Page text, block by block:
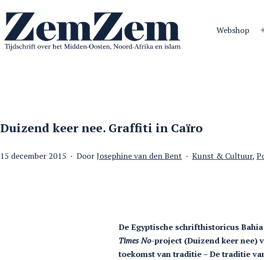
naar
de
inhoud
Webshop
Duizend keer nee. Graffiti in Caïro
Gepubliceerd
15 december 2015 DoorJosephine van den Bent
Gecategoriseerd
Kunst & Cultuur,
De Egyptische schrifthistoricus
Times No-project (Duizend keer nee)
toekomst van traditie – De traditie